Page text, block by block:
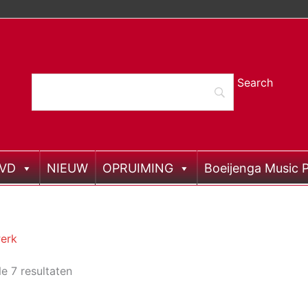
NIEUW OPRUIMING Boeijenga Music
7 resultaten